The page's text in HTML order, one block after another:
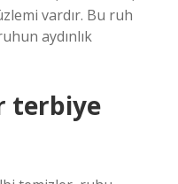
vardır. Bu ruh
aydınlık
terbiye